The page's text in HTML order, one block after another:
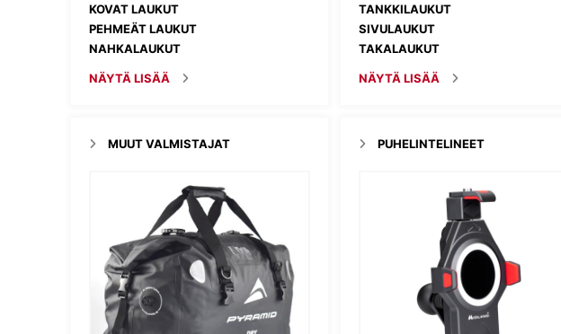
KOVAT LAUKUT
PEHMEÄT LAUKUT
NAHKALAUKUT
NÄYTÄ LISÄÄ
TANKKILAUKUT
SIVULAUKUT
TAKALAUKUT
NÄYTÄ LISÄÄ
MUUT VALMISTAJAT PUHELINTELINEET